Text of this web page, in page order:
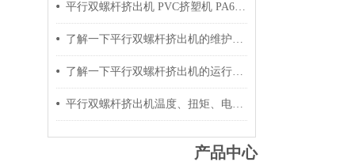
平行双螺杆挤出机 PVC挤塑机 PA6+玻纤挤出造粒机技术参数
了解一下平行双螺杆挤出机的维护保养方法吧
了解一下平行双螺杆挤出机的运行过程吧
平行双螺杆挤出机温度、扭矩、电流控制要点
产品中心